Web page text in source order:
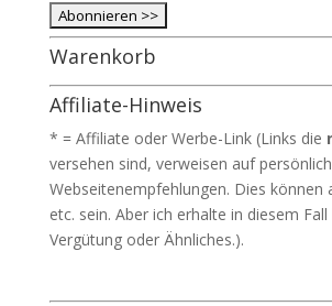
Warenkorb
Affiliate-Hinweis
* = Affiliate oder Werbe-Link (Links die
versehen sind, verweisen auf
Webseitenempfehlungen. Dies können
etc. sein. Aber ich erhalte in diesem Fall
Vergütung oder Ähnliches.).